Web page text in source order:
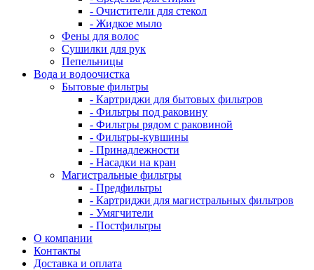
- Очистители для стекол
- Жидкое мыло
Фены для волос
Сушилки для рук
Пепельницы
Вода и водоочистка
Бытовые фильтры
- Картриджи для бытовых фильтров
- Фильтры под раковину
- Фильтры рядом с раковиной
- Фильтры-кувшины
- Принадлежности
- Насадки на кран
Магистральные фильтры
- Предфильтры
- Картриджи для магистральных фильтров
- Умягчители
- Постфильтры
О компании
Контакты
Доставка и оплата